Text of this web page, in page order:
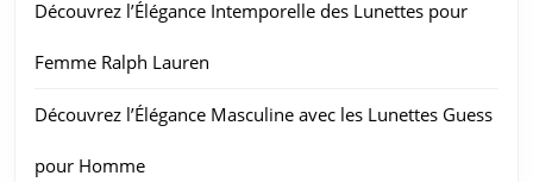
Découvrez l’Élégance Intemporelle des Lunettes pour
Femme Ralph Lauren
Découvrez l’Élégance Masculine avec les Lunettes Guess
pour Homme